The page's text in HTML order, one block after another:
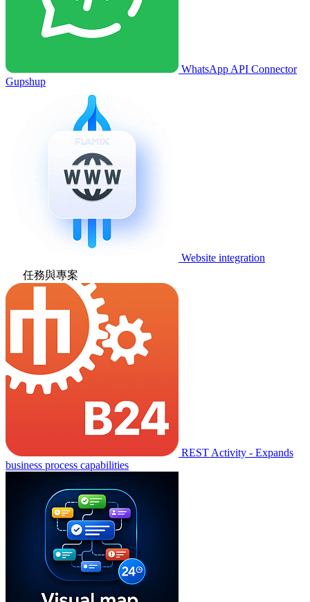
WhatsApp API Connector
Gupshup
Website integration
任務與專案
REST Activity - Expands
business process capabilities